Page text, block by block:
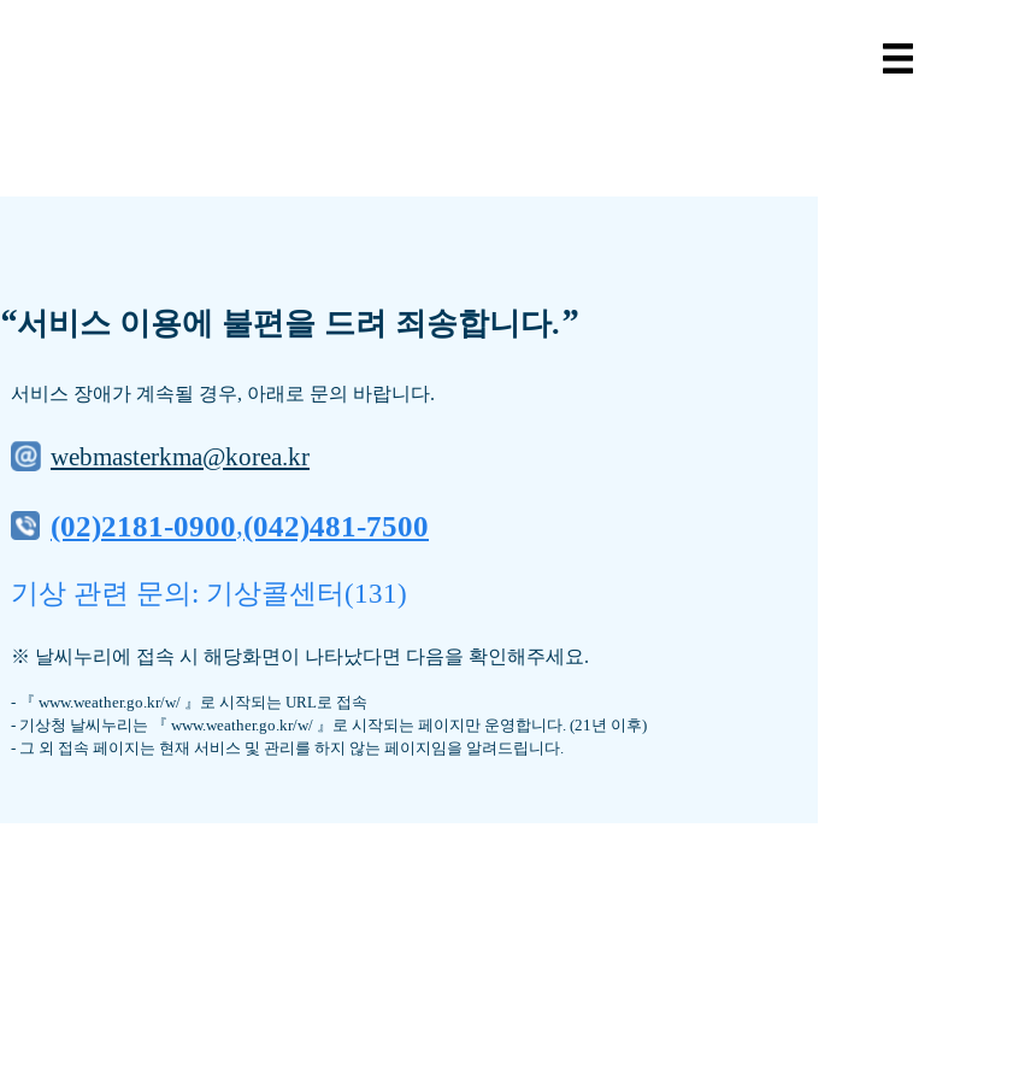
“서비스 이용에 불편을 드려 죄송합니다.”
서비스 장애가 계속될 경우, 아래로 문의 바랍니다.
webmasterkma@korea.kr
(02)2181-0900,(042)481-7500
기상 관련 문의: 기상콜센터(131)
※ 날씨누리에 접속 시 해당화면이 나타났다면 다음을 확인해주세요.
- 『 www.weather.go.kr/w/ 』로 시작되는 URL로 접속
- 기상청 날씨누리는 『 www.weather.go.kr/w/ 』로 시작되는 페이지만 운영합니다. (21년 이후)
- 그 외 접속 페이지는 현재 서비스 및 관리를 하지 않는 페이지임을 알려드립니다.